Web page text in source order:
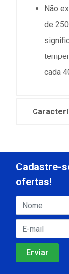
Não
de
cada
Cadastre-
ofertas!